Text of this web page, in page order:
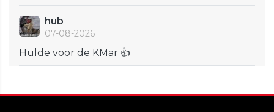
hub
07-08-2026
Hulde voor de KMar 👍